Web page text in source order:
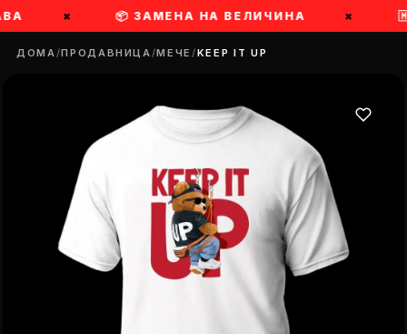
📦 ЗАМЕНА НА ВЕЛИЧИНА
ДОМА/ПРОДАВНИЦА/МЕЧЕ/KEEP IT UP